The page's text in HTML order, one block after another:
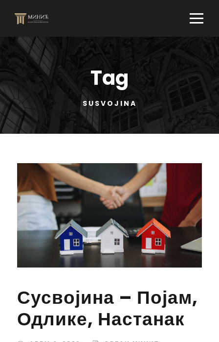
Tag
SUSVOJINA
Сусвојина – Појам,
Одлике, Настанак